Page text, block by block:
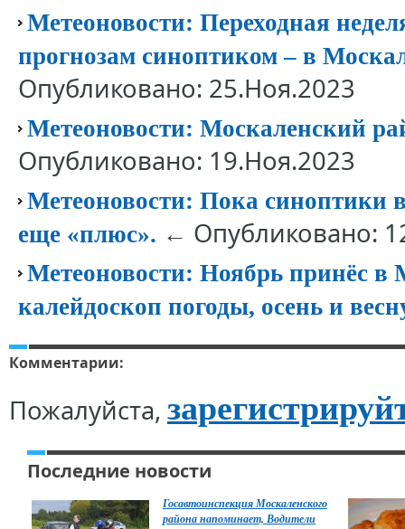
Метеоновости: Переходная
прогнозам синоптиком – в
Опубликовано: 25.Ноя.2023
Метеоновости: Москаленский
Опубликовано: 19.Ноя.2023
Метеоновости: Пока синоптики
еще «плюс». ← Опубликовано:
Метеоновости: Ноябрь принёс
калейдоскоп погоды, осень и
Комментарии:
Пожалуйста,
Последние новости
Госавтоинспекция Москаленского
района напоминает, Водители